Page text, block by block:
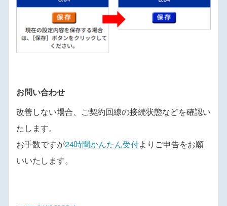
お問い合わせ
改善しない場合、ご契約回線の接続状態などを確認い
たします。
お手数ですが24時間かんたん受付よりご申告をお願
いいたします。